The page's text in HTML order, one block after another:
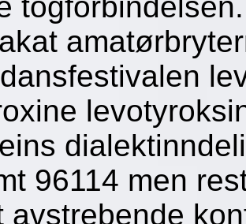
96114 men
avstrebende